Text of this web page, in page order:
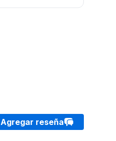
Agregar reseña